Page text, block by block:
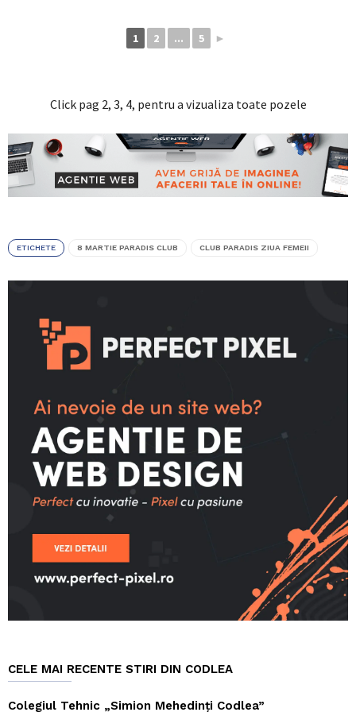
1 2 ... 5 ►
Click pag 2, 3, 4, pentru a vizualiza toate pozele
ETICHETE 8 MARTIE PARADIS CLUB CLUB PARADIS ZIUA FEMEII
CELE MAI RECENTE STIRI DIN CODLEA
Colegiul Tehnic „Simion Mehedinți Codlea”